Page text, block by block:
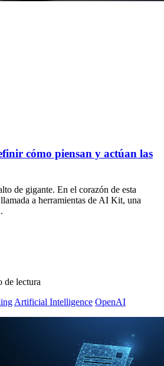
cómo piensan y actúan las
de gigante. En el corazón de esta
a herramientas de AI Kit, una
de lectura
Artificial Intelligence OpenAI